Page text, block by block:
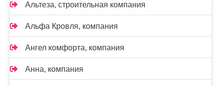
Альтеза, строительная компания
Альфа Кровля, компания
Ангел комфорта, компания
Анна, компания